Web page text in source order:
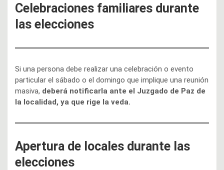
Celebraciones familiares durante
las elecciones
Si una persona debe realizar una celebración o evento
particular el sábado o el domingo que implique una reunión
masiva, deberá notificarla ante el Juzgado de Paz de
la localidad, ya que rige la veda.
Apertura de locales durante las
elecciones